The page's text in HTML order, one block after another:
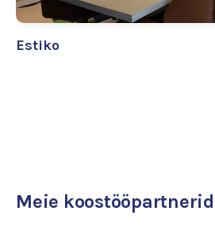
Estiko
Meie koostööpartnerid